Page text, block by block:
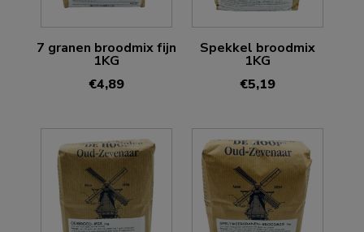
7 granen broodmix fijn
1KG
€4,89
Spekkel broodmix
1KG
€5,19